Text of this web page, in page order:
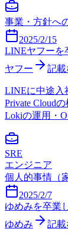
事業・方針へ
2025/2/15
LINEヤフーを
ヤフー
記載
LINEに中途入
Private Cloud
Lokiの運用・
SRE
エンジニア
個人的事情（
2025/2/7
ゆめみを卒業
ゆめみ
記載